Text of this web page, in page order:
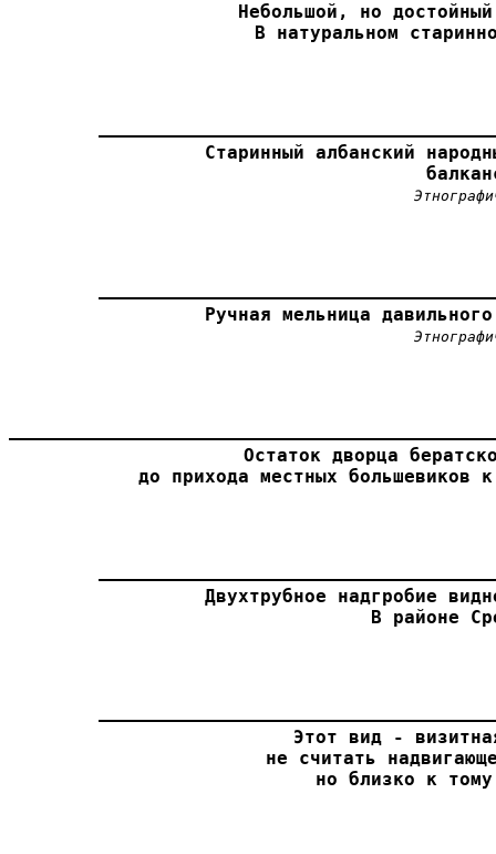
Небольшой, но
В натуральном
Старинный албанский
Ручная мельница
Остаток дворца
до прихода местных большевиков
Двухтрубное надгробие
В районе
Этот вид -
не считать
но близко к